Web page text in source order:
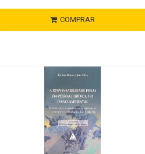
COMPRAR